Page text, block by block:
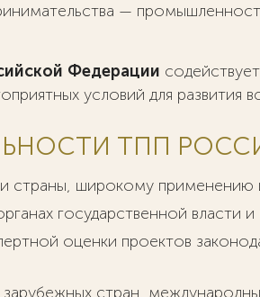
—
Федерации
условий для развития
ТПП
страны, широкому применению
государственной власти
оценки проектов
стран,